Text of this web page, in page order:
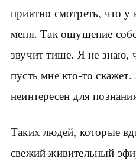
приятно смотреть, что
меня. Так ощущение
звучит тише. Я не знаю,
пусть мне кто-то
неинтересен для
Таких людей, которые
свежий живительный